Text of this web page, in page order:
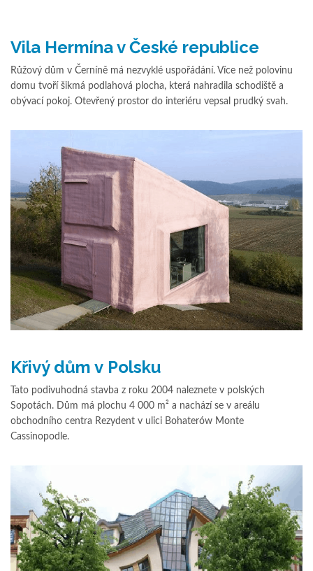
Vila Hermína v České republice
Růžový dům v Černíně má nezvyklé uspořádání. Více než polovinu
domu tvoří šikmá podlahová plocha, která nahradila schodiště a
obývací pokoj. Otevřený prostor do interiéru vepsal prudký svah.
Křivý dům v Polsku
Tato podivuhodná stavba z roku 2004 naleznete v polských
Sopotách. Dům má plochu 4 000 m² a nachází se v areálu
obchodního centra Rezydent v ulici Bohaterów Monte
Cassinopodle.